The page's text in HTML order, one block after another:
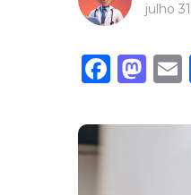
julho